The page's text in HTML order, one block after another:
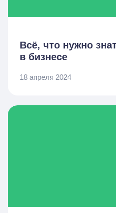
Всё, что нужно
в бизнесе
18 апреля 2024